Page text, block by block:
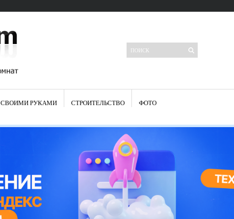
Свежие записи
Японские кухонные ножи: традиции древних самураев
Элитные кухни: стилевые особенности
Элитная посуда для кухни – гордость любой хозяйки
Шкаф-пенал для кухни по инструкции
Электропроводка на кухне: планирование и монтаж
Что представляет собой столовая группа для кухни
Школа ремонта кухни
Черно-белая кухня – дань моде или универсальный вариант дизайна
Электрические вытяжки для кухни:особенности применения
Фасады для кухни своими руками — ваша фантазия, плюс навыки
сотворят чудеса
Шьем шторы на кухню сами: пошаговая инструкция
Чем отмыть жир на кухне – советы опытных хозяек
СВОИМИ РУКАМИ СТРОИТЕЛЬСТВО ФОТО